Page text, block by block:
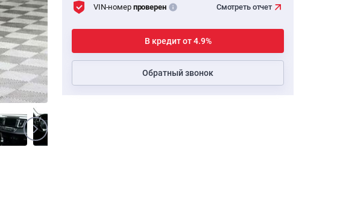
VIN-номер проверен Смотреть отчет
В кредит от 4.9%
Обратный звонок